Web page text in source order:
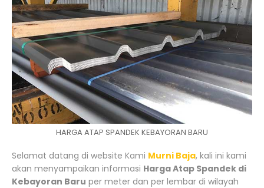
HARGA ATAP SPANDEK KEBAYORAN BARU
Selamat datang di website Kami Murni Baja, kali ini kami
akan menyampaikan informasi Harga Atap Spandek di
Kebayoran Baru per meter dan per lembar di wilayah